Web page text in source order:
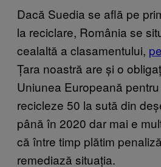
Dacă Suedia se află pe
la reciclare, România se
cealaltă a clasamentului,
Țara noastră are și o
Uniunea Europeană
recicleze 50 la sută din
până în 2020 dar mai e
că între timp plătim
remediază situația.